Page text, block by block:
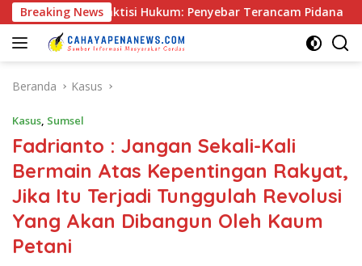
Langsung
ke
konten
Breaking News
Praktisi Hukum: Penyebar Terancam Pidana Rapat
Beranda Kasus
Kasus, Sumsel
Fadrianto : Jangan Sekali-Kali
Bermain Atas Kepentingan Rakyat,
Jika Itu Terjadi Tunggulah Revolusi
Yang Akan Dibangun Oleh Kaum
Petani